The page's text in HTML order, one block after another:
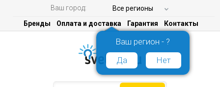
Ваш город: Все регионы
Ваш регион - ?
Да
Нет
Бренды Оплата и доставка Гарантия Контакты